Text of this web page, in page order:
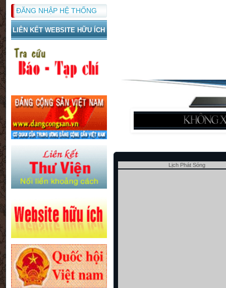
ĐĂNG NHẬP HỆ THỐNG
LIÊN KẾT WEBSITE HỮU ÍCH
Lịch Phát Sóng